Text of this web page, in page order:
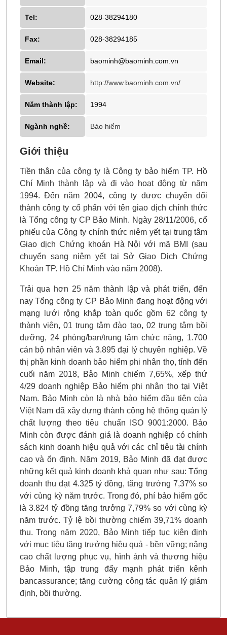
Tel: 028-38294180
Fax: 028-38294185
Email: baominh@baominh.com.vn
Website: http://www.baominh.com.vn/
Năm thành lập: 1994
Ngành nghề: Bảo hiểm
Giới thiệu
Tiền thân của công ty là Công ty bảo hiểm TP. Hồ
Chí Minh thành lập và đi vào hoạt động từ năm
1994. Đến năm 2004, công ty được chuyển đổi
thành công ty cổ phẩn với tên giao dịch chính thức
là Tổng công ty CP Bảo Minh. Ngày 28/11/2006, cổ
phiếu của Công ty chính thức niêm yết tại trung tâm
Giao dịch Chứng khoán Hà Nội với mã BMI (sau
chuyển sang niêm yết tại Sở Giao Dịch Chứng
Khoán TP. Hồ Chí Minh vào năm 2008).
Trải qua hơn 25 năm thành lập và phát triển, đến
nay Tổng công ty CP Bảo Minh đang hoạt động với
mạng lưới rộng khắp toàn quốc gồm 62 công ty
thành viên, 01 trung tâm đào tạo, 02 trung tâm bồi
dưỡng, 24 phòng/ban/trung tâm chức năng, 1.700
cán bộ nhân viên và 3.895 đại lý chuyên nghiệp. Về
thị phần kinh doanh bảo hiểm phi nhân thọ, tính đến
cuối năm 2018, Bảo Minh chiếm 7,65%, xếp thứ
4/29 doanh nghiệp Bảo hiểm phi nhân thọ tại Việt
Nam. Bảo Minh còn là nhà bảo hiểm đầu tiên của
Việt Nam đã xây dựng thành công hệ thống quản lý
chất lượng theo tiêu chuẩn ISO 9001:2000. Bảo
Minh còn được đánh giá là doanh nghiệp có chính
sách kinh doanh hiệu quả với các chỉ tiêu tài chính
cao và ổn định. Năm 2019, Bảo Minh đã đạt được
những kết quả kinh doanh khả quan như sau: Tổng
doanh thu đạt 4.325 tỷ đồng, tăng trưởng 7,37% so
với cùng kỳ năm trước. Trong đó, phí bảo hiểm gốc
là 3.824 tỷ đồng tăng trưởng 7,79% so với cùng kỳ
năm trước. Tỷ lệ bồi thường chiếm 39,71% doanh
thu. Trong năm 2020, Bảo Minh tiếp tục kiên định
với mục tiêu tăng trưởng hiệu quả - bền vững; nâng
cao chất lượng phục vụ, hình ảnh và thương hiệu
Bảo Minh, tập trung đẩy mạnh phát triển kênh
bancassurance; tăng cường công tác quản lý giám
định, bồi thường.